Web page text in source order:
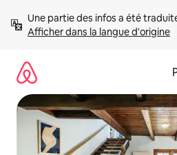
directement
Afficher dans la langue d'origine